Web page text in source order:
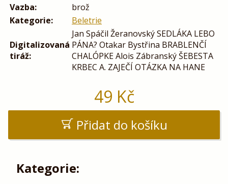
Vazba:
brož
Kategorie:
Beletrie
Digitalizovaná
tiráž:
Jan Spáčil Žeranovský SEDLÁKA LEBO
PÁNA? Otakar Bystřina BRABLENČÍ
CHALÓPKE Alois Zábranský ŠEBESTA
KRBEC A. ZAJEČÍ OTÁZKA ΝΑ HANE
49 Kč
Přidat do košíku
Kategorie: